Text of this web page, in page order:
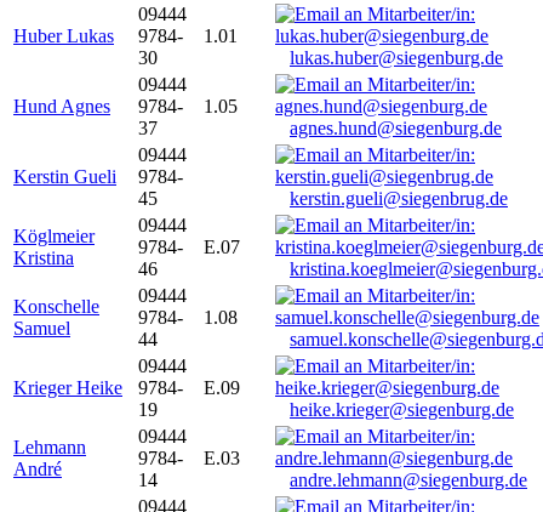
Huber Lukas
09444
9784-
30
1.01
lukas.huber@siegenburg.de
Hund Agnes
09444
9784-
37
1.05
agnes.hund@siegenburg.de
Kerstin Gueli
09444
9784-
45
kerstin.gueli@siegenbrug.de
Köglmeier
Kristina
09444
9784-
46
E.07
Konschelle
Samuel
09444
9784-
44
1.08
Krieger Heike
09444
9784-
19
E.09
heike.krieger@siegenburg.de
Lehmann
André
09444
9784-
14
E.03
andre.lehmann@siegenburg.de
09444